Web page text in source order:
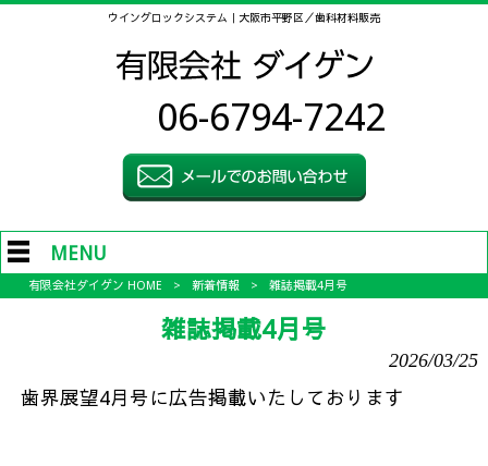
ウイングロックシステム｜大阪市平野区／歯科材料販売
06-6794-7242
MENU
有限会社ダイゲン HOME > 新着情報 > 雑誌掲載4月号
雑誌掲載4月号
2026/03/25
歯界展望4月号に広告掲載いたしております